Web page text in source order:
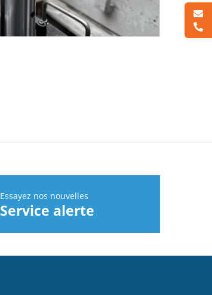
Essayez nos nouvelles
Service alerte